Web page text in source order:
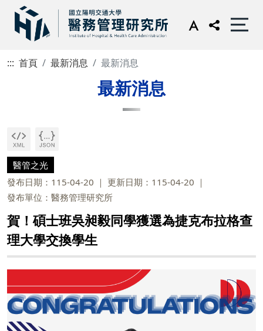
::: 首頁 最新消息 最新消息
最新消息
醫管之光
發布日期：115-04-20
更新日期：115-04-20
發布單位：醫務管理研究所
賀！碩士班吳昶毅同學獲選為捷克布拉格查
理大學交換學生